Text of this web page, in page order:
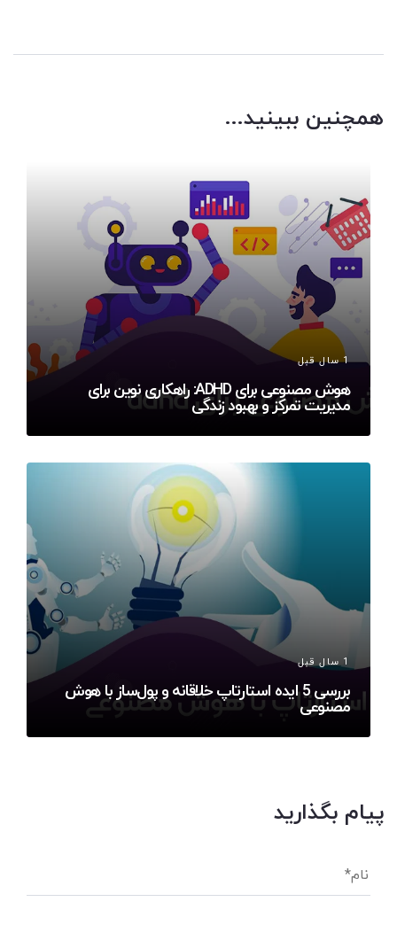
همچنین ببینید...
1 سال قبل
هوش مصنوعی برای ADHD: راهکاری نوین برای
مدیریت تمرکز و بهبود زندگی
1 سال قبل
بررسی 5 ایده استارتاپ خلاقانه و پول‌ساز با هوش
مصنوعی
پیام بگذارید